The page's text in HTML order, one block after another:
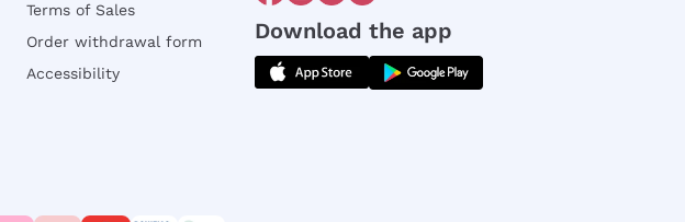
Terms of Sales
Order withdrawal form
Accessibility
Download the app